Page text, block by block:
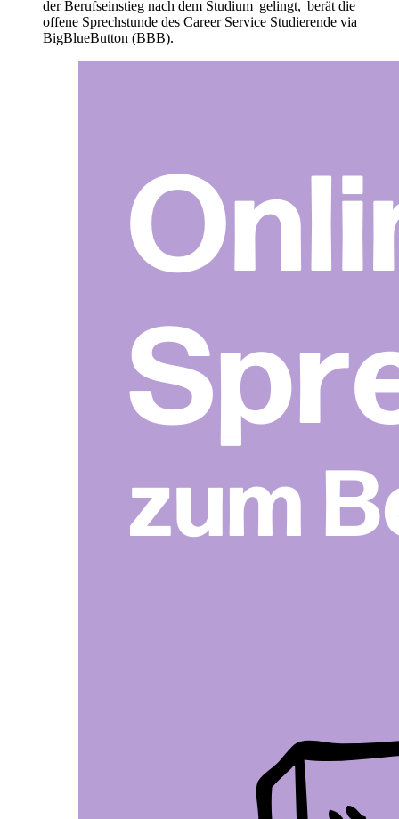
der Berufseinstieg nach dem Studium gelingt, berät die
offene Sprechstunde des Career Service Studierende via
BigBlueButton (BBB).